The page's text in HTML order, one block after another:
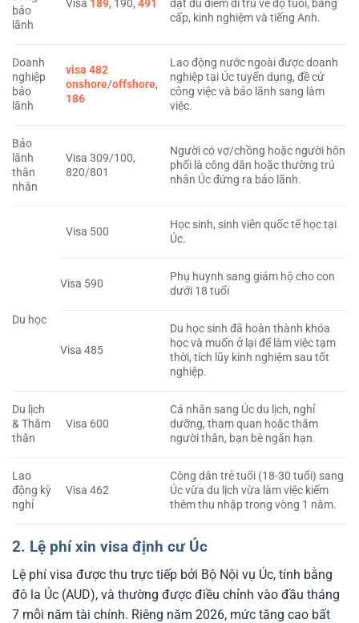
bảo
lãnh
Visa 189, 190,491
đạt đủ điểm di trú về độ tuổi, bằng
cấp, kinh nghiệm và tiếng Anh.
Doanh
nghiệp
bảo
lãnh
visa 482
onshore/offshore,
186
Lao động nước ngoài được doanh
nghiệp tại Úc tuyển dụng, đề cử
công việc và bảo lãnh sang làm
việc.
Bảo
lãnh
thân
nhân
Visa 309/100,
820/801
Người có vợ/chồng hoặc người hôn
phối là công dân hoặc thường trú
nhân Úc đứng ra bảo lãnh.
Du học
Visa 500
Học sinh, sinh viên quốc tế học tại
Úc.
Visa 590
Phụ huynh sang giám hộ cho con
dưới 18 tuổi
Visa 485
Du học sinh đã hoàn thành khóa
học và muốn ở lại để làm việc tạm
thời, tích lũy kinh nghiệm sau tốt
nghiệp.
Du lịch
& Thăm
thân
Visa 600
Cá nhân sang Úc du lịch, nghỉ
dưỡng, tham quan hoặc thăm
người thân, bạn bè ngắn hạn.
Lao
động kỳ
nghỉ
Visa 462
Công dân trẻ tuổi (18-30 tuổi) sang
Úc vừa du lịch vừa làm việc kiếm
thêm thu nhập trong vòng 1 năm.
2. Lệ phí xin visa định cư Úc
Lệ phí visa được thu trực tiếp bởi Bộ Nội vụ Úc, tính bằng
đô la Úc (AUD), và thường được điều chỉnh vào đầu tháng
7 mỗi năm tài chính. Riêng năm 2026, mức tăng cao bất